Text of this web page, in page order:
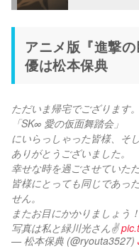
アニメ版『進撃
優は松本保典
ただいま帰宅でござります。
「SK∞ 愛の仮面舞踏会」
にいらっしゃった皆様、そ
ありがとうございました。
幸せな時を過ごさせていた
皆様にとっても同じであっ
せん。
またお目にかかりましょう！
写真は私と緑川光さん✌️
— 松本保典 (@ryouta3527)